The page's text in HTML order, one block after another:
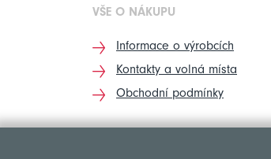
VŠE O NÁKUPU
Informace o výrobcích
Kontakty a volná místa
Obchodní podmínky